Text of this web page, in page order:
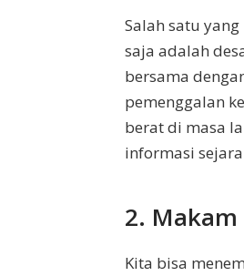
Salah satu
saja adalah
bersama
pemenggalan
berat di masa
informasi
2.
Kita bisa